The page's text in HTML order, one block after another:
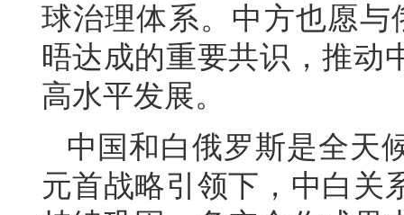
球治理体系。中方也愿
晤达成的重要共识，推动
高水平发展。
中国和白俄罗斯是全天
元首战略引领下，中白关